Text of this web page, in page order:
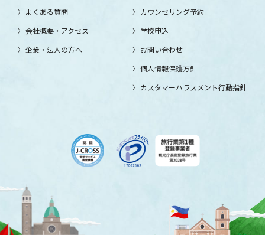
よくある質問
会社概要・アクセス
企業・法人の方へ
カウンセリング予約
学校申込
お問い合わせ
個人情報保護方針
カスタマーハラスメント行動指針